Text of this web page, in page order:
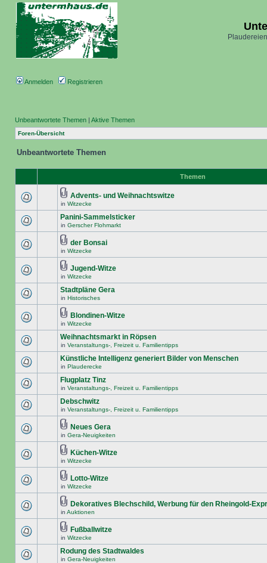
Anmelden Registrieren
Unbeantwortete Themen | Aktive Themen
Foren-Übersicht
Unbeantwortete Themen
Themen
Advents- und Weihnachtswitze
in Witzecke
Panini-Sammelsticker
in Gerscher Flohmarkt
der Bonsai
in Witzecke
Jugend-Witze
in Witzecke
Stadtpläne Gera
in Historisches
Blondinen-Witze
in Witzecke
Weihnachtsmarkt in Röpsen
in Veranstaltungs-, Freizeit u. Familientipps
Künstliche Intelligenz generiert Bilder von Menschen
in Plauderecke
Flugplatz Tinz
in Veranstaltungs-, Freizeit u. Familientipps
Debschwitz
in Veranstaltungs-, Freizeit u. Familientipps
Neues Gera
in Gera-Neuigkeiten
Küchen-Witze
in Witzecke
Lotto-Witze
in Witzecke
Dekoratives Blechschild, Werbung für den Rheingold-
in Auktionen
Fußballwitze
in Witzecke
Rodung des Stadtwaldes
in Gera-Neuigkeiten